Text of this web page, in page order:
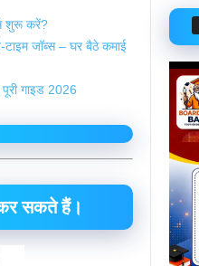
शुरू करें?
जॉब्स – घर बैठे कमाई
गाइड 2026
कर सकते हैं।